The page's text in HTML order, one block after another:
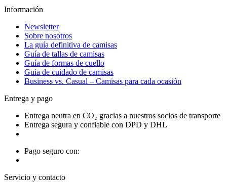
Información
Newsletter
Sobre nosotros
La guía definitiva de camisas
Guía de tallas de camisas
Guía de formas de cuello
Guía de cuidado de camisas
Business vs. Casual – Camisas para cada ocasión
Entrega y pago
Entrega neutra en CO₂ gracias a nuestros socios de transporte
Entrega segura y confiable con DPD y DHL
Pago seguro con:
Servicio y contacto